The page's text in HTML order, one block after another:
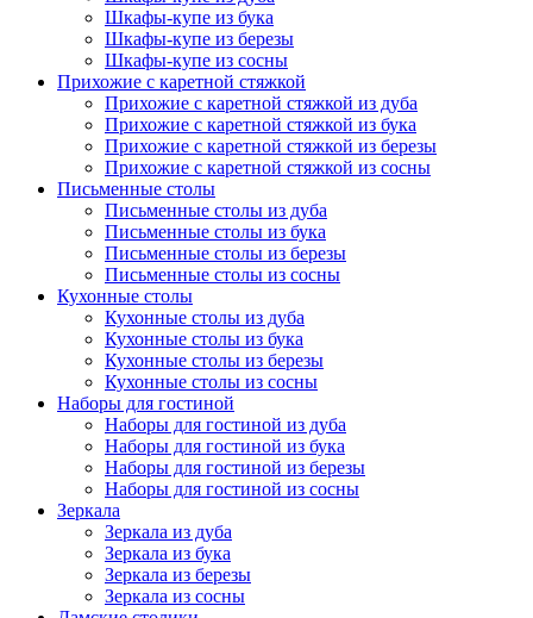
Шкафы-купе из бука
Шкафы-купе из березы
Шкафы-купе из сосны
Прихожие с каретной стяжкой
Прихожие с каретной стяжкой из дуба
Прихожие с каретной стяжкой из бука
Прихожие с каретной стяжкой из березы
Прихожие с каретной стяжкой из сосны
Письменные столы
Письменные столы из дуба
Письменные столы из бука
Письменные столы из березы
Письменные столы из сосны
Кухонные столы
Кухонные столы из дуба
Кухонные столы из бука
Кухонные столы из березы
Кухонные столы из сосны
Наборы для гостиной
Наборы для гостиной из дуба
Наборы для гостиной из бука
Наборы для гостиной из березы
Наборы для гостиной из сосны
Зеркала
Зеркала из дуба
Зеркала из бука
Зеркала из березы
Зеркала из сосны